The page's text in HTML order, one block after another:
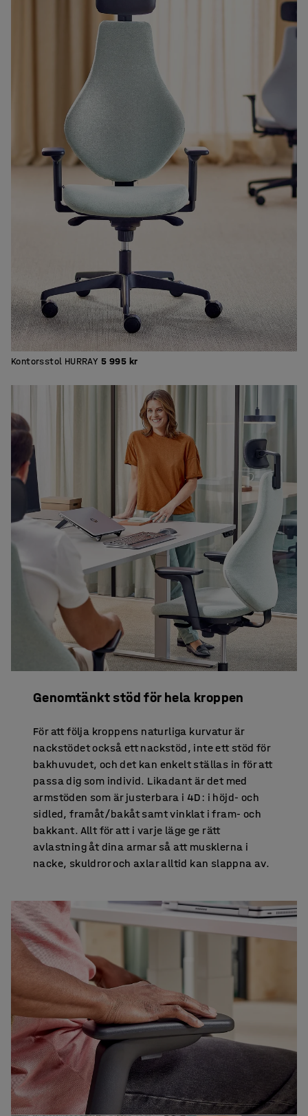
Kontorsstol HURRAY 5 995 kr
Genomtänkt stöd för hela kroppen
För att följa kroppens naturliga kurvatur är
nackstödet också ett nackstöd, inte ett stöd för
bakhuvudet, och det kan enkelt ställas in för att
passa dig som individ. Likadant är det med
armstöden som är justerbara i 4D: i höjd- och
sidled, framåt/bakåt samt vinklat i fram- och
bakkant. Allt för att i varje läge ge rätt
avlastning åt dina armar så att musklerna i
nacke, skuldror och axlar alltid kan slappna av.